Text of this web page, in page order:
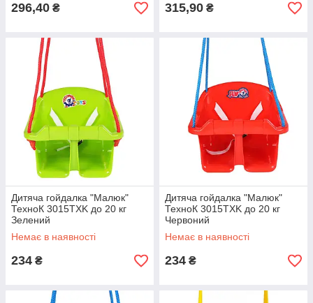
296,40 ₴ 315,90 ₴
Дитяча гойдалка "Малюк"
ТехноК 3015TXK до 20 кг
Зелений
Немає в наявності
234 ₴
Дитяча гойдалка "Малюк"
ТехноК 3015TXK до 20 кг
Червоний
Немає в наявності
234 ₴